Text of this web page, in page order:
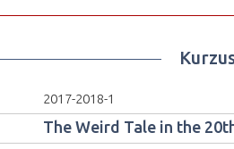
2017-2018-1
The Weird Tale in the